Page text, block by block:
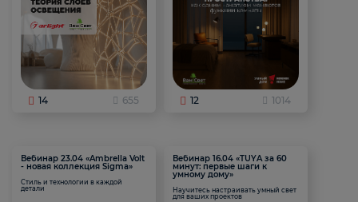
14 655 12 1014
Вебинар 23.04 «Ambrella Volt
- новая коллекция Sigma»
Стиль и технологии в каждой
детали
Вебинар 16.04 «TUYA за 60
минут: первые шаги к
умному дому»
Научитесь настраивать умный свет
для ваших проектов